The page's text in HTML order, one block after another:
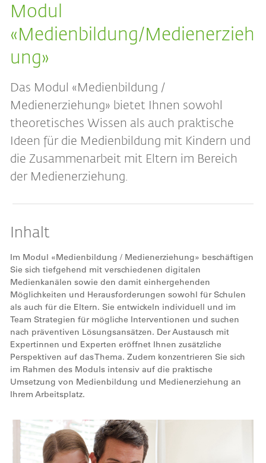
Modul
«Medienbildung/Medienerzieh
ung»
Das Modul «Medienbildung /
Medienerziehung» bietet Ihnen sowohl
theoretisches Wissen als auch praktische
Ideen für die Medienbildung mit Kindern und
die Zusammenarbeit mit Eltern im Bereich
der Medienerziehung.
Inhalt
Im Modul «Medienbildung / Medienerziehung» beschäftigen
Sie sich tiefgehend mit verschiedenen digitalen
Medienkanälen sowie den damit einhergehenden
Möglichkeiten und Herausforderungen sowohl für Schulen
als auch für die Eltern. Sie entwickeln individuell und im
Team Strategien für mögliche Interventionen und suchen
nach präventiven Lösungsansätzen. Der Austausch mit
Expertinnen und Experten eröffnet Ihnen zusätzliche
Perspektiven auf das Thema. Zudem konzentrieren Sie sich
im Rahmen des Moduls intensiv auf die praktische
Umsetzung von Medienbildung und Medienerziehung an
Ihrem Arbeitsplatz.
Bild